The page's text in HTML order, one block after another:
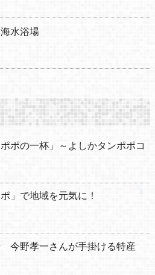
水浴場
ポの一杯」～よしかタンポポコ
」で地域を元気に！
今野孝一さんが手掛ける特産